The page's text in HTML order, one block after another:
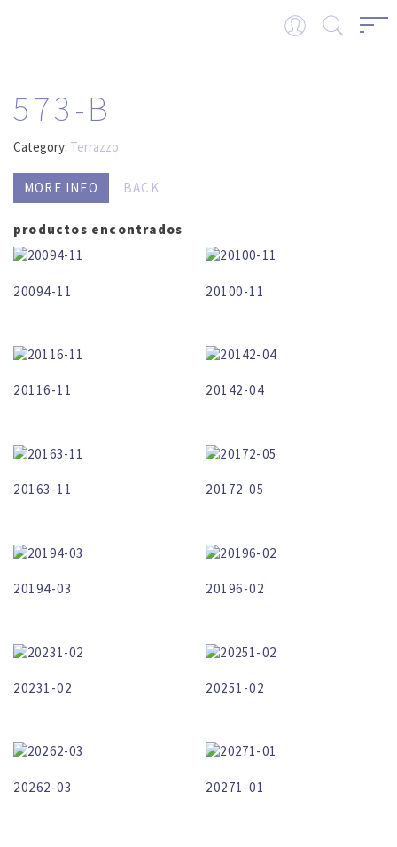
573-B
Category: Terrazzo
MORE INFO BACK
productos encontrados
20094-11 20100-11
20116-11 20142-04
20163-11 20172-05
20194-03 20196-02
20231-02 20251-02
20262-03 20271-01